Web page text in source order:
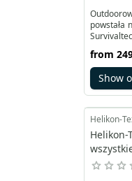
powstała
wiatrem
ściąganie
from
Show
Helikon-
Helikon-